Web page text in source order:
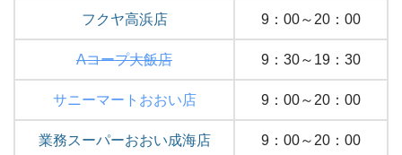
フクヤ高浜店 9：00～20：00
Aコープ大飯店 9：30～19：30
サニーマートおおい店 9：00～20：00
業務スーパーおおい成海店 9：00～20：00